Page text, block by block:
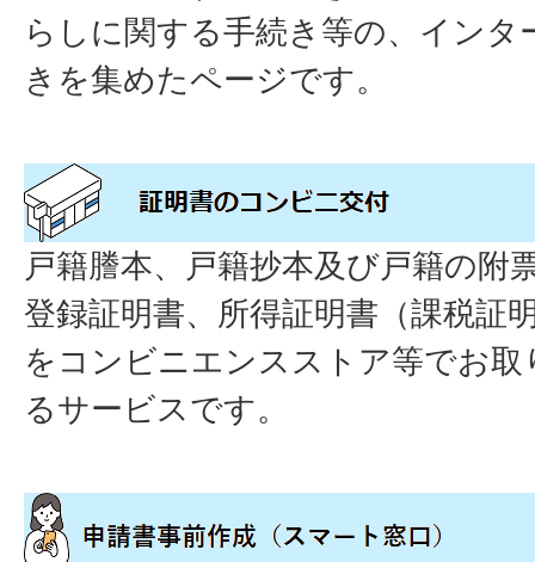
らしに関する手続き等の、イン
きを集めたページです。
戸籍謄本、戸籍抄本及び戸籍の附
登録証明書、所得証明書（課税証
をコンビニエンスストア等でお
るサービスです。